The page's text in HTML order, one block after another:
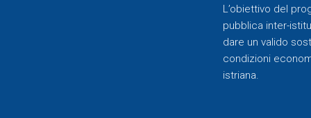
L’obiettivo del
pubblica inter-
dare un valido
condizioni
istriana.